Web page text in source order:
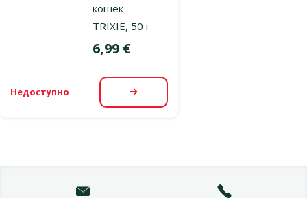
кошек –
TRIXIE, 50 г
Цена
6,99 €
Недоступно Посмотреть